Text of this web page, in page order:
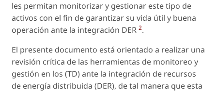
les permitan monitorizar y gestionar este tipo de
activos con el fin de garantizar su vida útil y buena
operación ante la integración DER 2.
El presente documento está orientado a realizar una
revisión crítica de las herramientas de monitoreo y
gestión en los (TD) ante la integración de recursos
de energía distribuida (DER), de tal manera que esta